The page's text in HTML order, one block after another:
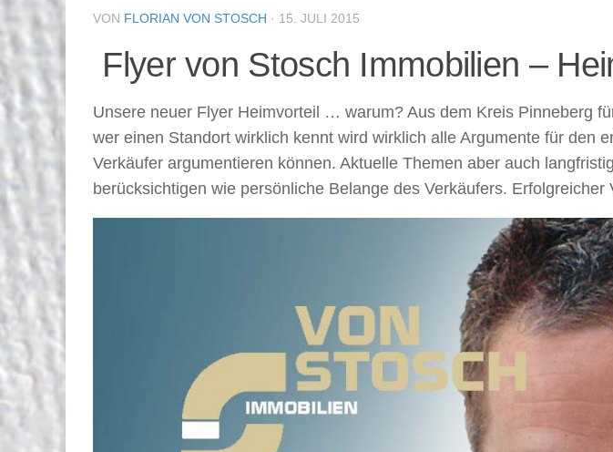
VON FLORIAN VON STOSCH · 15. JULI 2015
Flyer von Stosch Immobilien –
Unsere neuer Flyer Heimvorteil … warum? Aus dem Kreis Pinneberg
wer einen Standort wirklich kennt wird wirklich alle Argumente für den
Verkäufer argumentieren können. Aktuelle Themen aber auch
berücksichtigen wie persönliche Belange des Verkäufers.